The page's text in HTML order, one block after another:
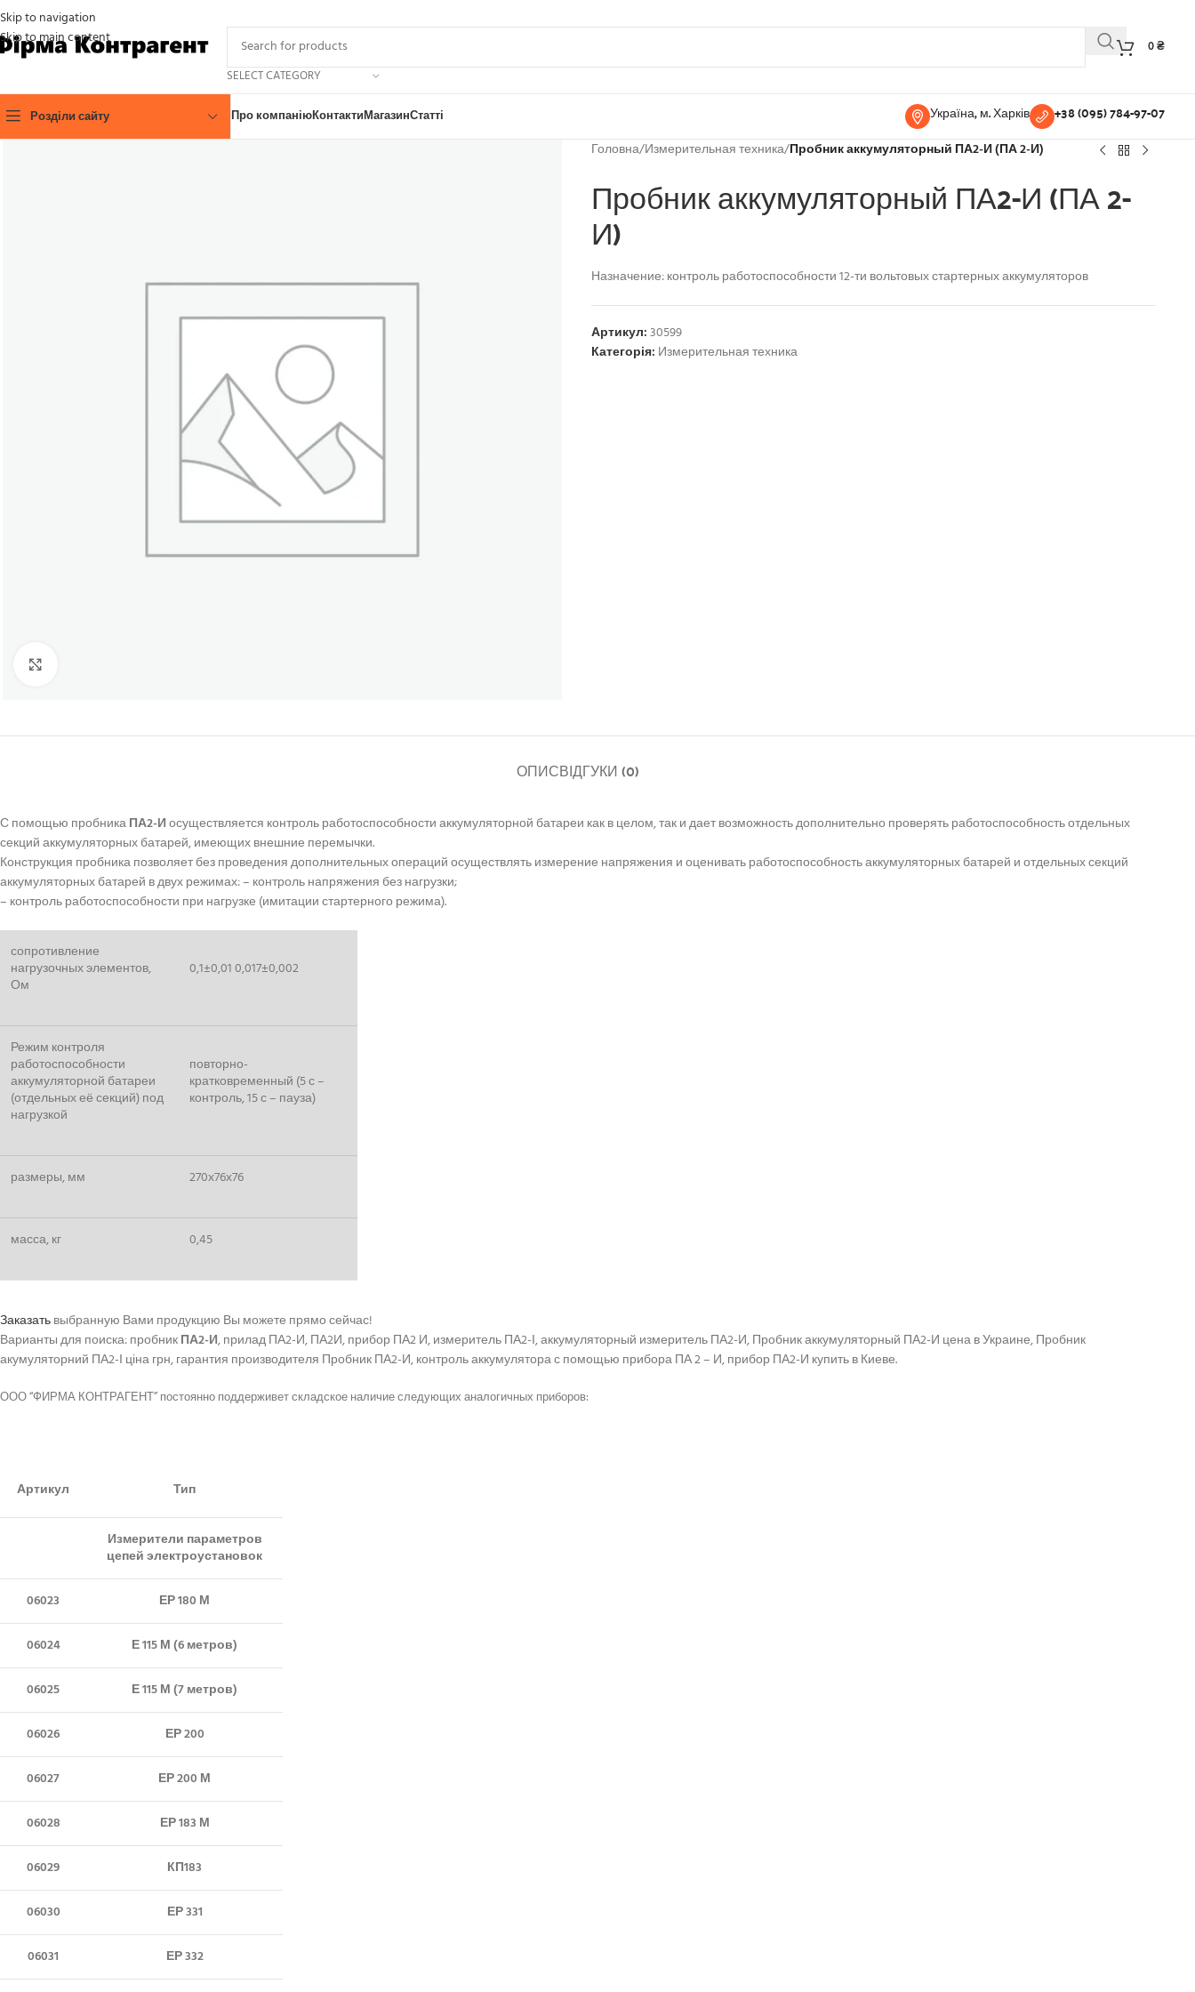
Skip to navigation
Skip to main content
SELECT CATEGORY
0₴
Розділи сайту Про компаніюКонтактиМагазинСтатті Україна, м. Харків +38 (095) 784-97-07
Головна/Измерительная техника/Пробник аккумуляторный ПА2-И (ПА 2-И)
Пробник аккумуляторный ПА2-И (ПА 2-
И)
Назначение: контроль работоспособности 12-ти вольтовых стартерных аккумуляторов
Артикул:30599
Категорія: Измерительная техника
ОПИСВІДГУКИ (0)
С помощью пробникаПА2-Иосуществляется контроль работоспособности аккумуляторной батареи как в целом, так и дает возможность дополнительно проверять работоспособность отдельных
секций аккумуляторных батарей, имеющих внешние перемычки.
Конструкция пробника позволяет без проведения дополнительных операций осуществлять измерение напряжения и оценивать работоспособность аккумуляторных батарей и отдельных секций
аккумуляторных батарей в двух режимах: – контроль напряжения без нагрузки;
– контроль работоспособности при нагрузке (имитации стартерного режима).
сопротивление
нагрузочных элементов,
Ом
0,1±0,01 0,017±0,002
Режим контроля
работоспособности
аккумуляторной батареи
(отдельных её секций) под
нагрузкой
повторно-
кратковременный (5 с –
контроль, 15 с – пауза)
размеры, мм 270х76х76
масса, кг 0,45
Заказатьвыбранную Вами продукцию Вы можете прямо сейчас!
Варианты для поиска: пробникПА2-И, прилад ПА2-И, ПА2И, прибор ПА2 И, измеритель ПА2-І, аккумуляторный измеритель ПА2-И, Пробник аккумуляторный ПА2-И цена в Украине, Пробник
акумуляторний ПА2-І ціна грн, гарантия производителя Пробник ПА2-И, контроль аккумулятора с помощью прибора ПА 2 – И, прибор ПА2-И купить в Киеве.
ООО “ФИРМА КОНТРАГЕНТ” постоянно поддерживет складское наличие следующих аналогичных приборов:
Артикул Тип
Измерители параметров
цепей электроустановок
06023 ЕР 180 М
06024 Е 115 М (6 метров)
06025 Е 115 М (7 метров)
06026 ЕР 200
06027 ЕР 200 М
06028 ЕР 183 М
06029 КП183
06030 ЕР 331
06031 ЕР 332